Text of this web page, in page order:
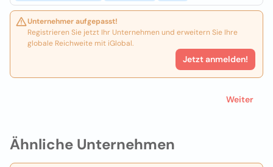
Ähnliche Unternehmen
Unternehmer aufgepasst!
Registrieren Sie jetzt Ihr Unternehmen und erweitern Sie Ihre
globale Reichweite mit iGlobal.
Jetzt anmelden!
Weiter